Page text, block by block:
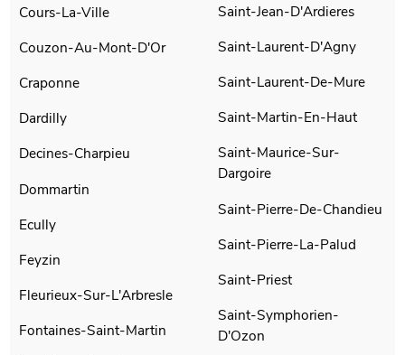
Cours-La-Ville
Couzon-Au-Mont-D'Or
Craponne
Dardilly
Decines-Charpieu
Dommartin
Ecully
Feyzin
Fleurieux-Sur-L'Arbresle
Fontaines-Saint-Martin
Saint-Jean-D'Ardieres
Saint-Laurent-D'Agny
Saint-Laurent-De-Mure
Saint-Martin-En-Haut
Saint-Maurice-Sur-
Dargoire
Saint-Pierre-De-Chandieu
Saint-Pierre-La-Palud
Saint-Priest
Saint-Symphorien-
D'Ozon